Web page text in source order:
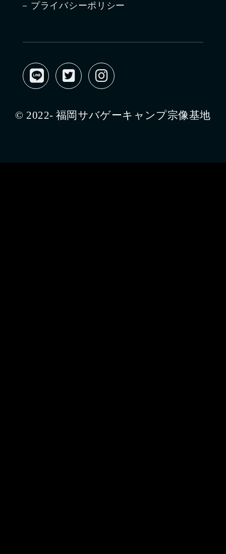
プライバシーポリシー
© 2022- 福岡サバゲーキャンプ宗像基地